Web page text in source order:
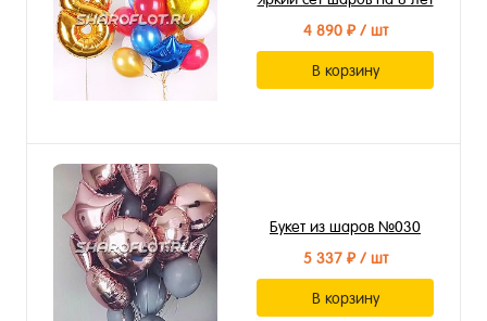
4 890 ₽/ шт
В корзину
Букет из шаров №030
5 337 ₽/ шт
В корзину